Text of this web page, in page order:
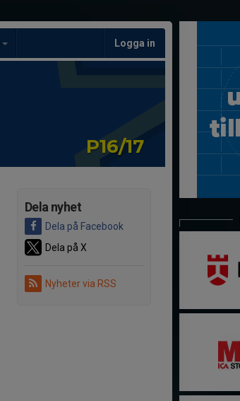
Logga in
P16/17
Dela nyhet
Dela på Facebook
Dela på X
Nyheter via RSS